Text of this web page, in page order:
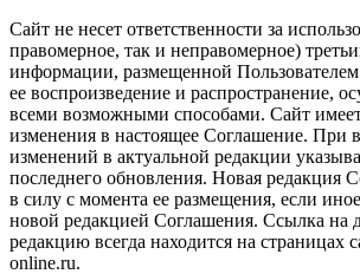
Сайт не несет ответственности за
правомерное, так и неправомерное)
информации, размещенной
ее воспроизведение и распространение,
всеми возможными способами. Сайт
изменения в настоящее Соглашение. При
изменений в актуальной редакции
последнего обновления. Новая редакция
в силу с момента ее размещения, если
новой редакцией Соглашения. Ссылка на
редакцию всегда находится на страницах
online.ru.